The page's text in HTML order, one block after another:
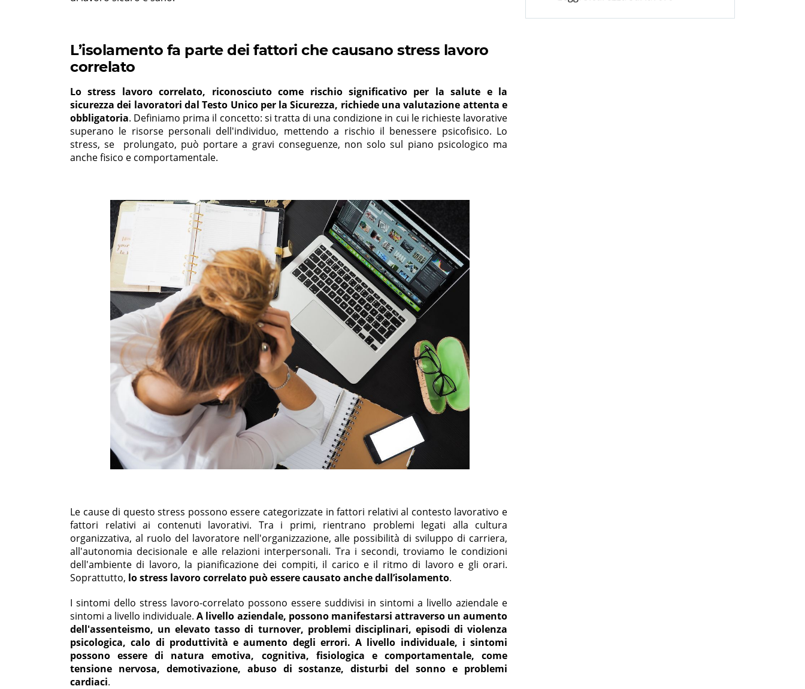
L’isolamento fa parte dei fattori che causano stress lavoro
correlato
Lo stress lavoro correlato, riconosciuto come rischio significativo per la salute e la
sicurezza dei lavoratori dal Testo Unico per la Sicurezza, richiede una valutazione attenta e
obbligatoria. Definiamo prima il concetto: si tratta di una condizione in cui le richieste lavorative
superano le risorse personali dell'individuo, mettendo a rischio il benessere psicofisico. Lo
stress, se prolungato, può portare a gravi conseguenze, non solo sul piano psicologico ma
anche fisico e comportamentale.
Le cause di questo stress possono essere categorizzate in fattori relativi al contesto lavorativo e
fattori relativi ai contenuti lavorativi. Tra i primi, rientrano problemi legati alla cultura
organizzativa, al ruolo del lavoratore nell'organizzazione, alle possibilità di sviluppo di carriera,
all'autonomia decisionale e alle relazioni interpersonali. Tra i secondi, troviamo le condizioni
dell'ambiente di lavoro, la pianificazione dei compiti, il carico e il ritmo di lavoro e gli orari.
Soprattutto, lo stress lavoro correlato può essere causato anche dall’isolamento.
I sintomi dello stress lavoro-correlato possono essere suddivisi in sintomi a livello aziendale e
sintomi a livello individuale.A livello aziendale, possono manifestarsi attraverso un aumento
dell'assenteismo, un elevato tasso di turnover, problemi disciplinari, episodi di violenza
psicologica, calo di produttività e aumento degli errori. A livello individuale, i sintomi
possono essere di natura emotiva, cognitiva, fisiologica e comportamentale, come
tensione nervosa, demotivazione, abuso di sostanze, disturbi del sonno e problemi
cardiaci.